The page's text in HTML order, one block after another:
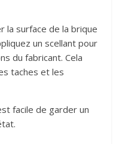
la surface de la brique
un scellant pour
du fabricant. Cela
taches et les
facile de garder un